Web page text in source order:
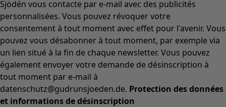
Sjödén vous contacte par e-mail avec des publicités
personnalisées. Vous pouvez révoquer votre
consentement à tout moment avec effet pour l'avenir. Vous
pouvez vous désabonner à tout moment, par exemple via
un lien situé à la fin de chaque newsletter. Vous pouvez
également envoyer votre demande de désinscription à
tout moment par e-mail à
datenschutz@gudrunsjoeden.de. Protection des données
et informations de désinscription